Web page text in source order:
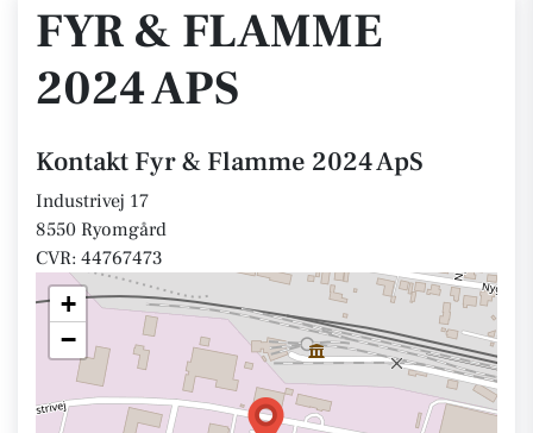
FYR & FLAMME
2024 APS
Kontakt Fyr & Flamme 2024 ApS
Industrivej 17
8550 Ryomgård
CVR: 44767473
+
−